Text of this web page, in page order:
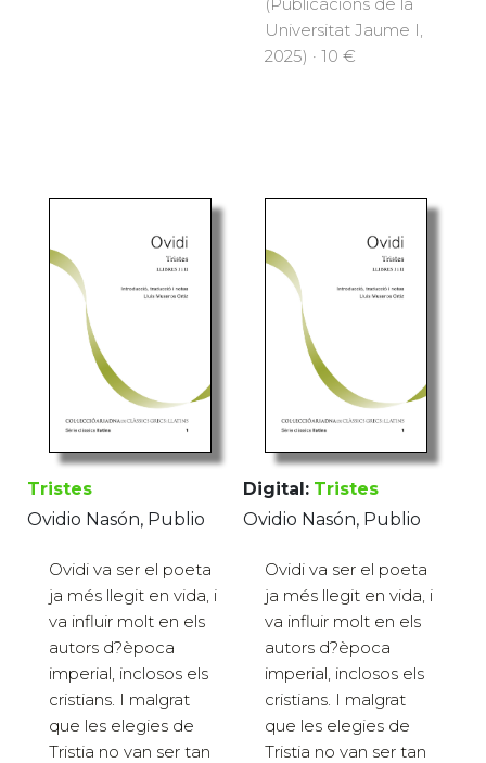
(Publicacions de la
Universitat Jaume I,
2025) · 10 €
Tristes
Ovidio Nasón, Publio
Ovidi va ser el poeta
ja més llegit en vida, i
va influir molt en els
autors d?època
imperial, inclosos els
cristians. I malgrat
que les elegies de
Tristia no van ser tan
Digital: Tristes
Ovidio Nasón, Publio
Ovidi va ser el poeta
ja més llegit en vida, i
va influir molt en els
autors d?època
imperial, inclosos els
cristians. I malgrat
que les elegies de
Tristia no van ser tan